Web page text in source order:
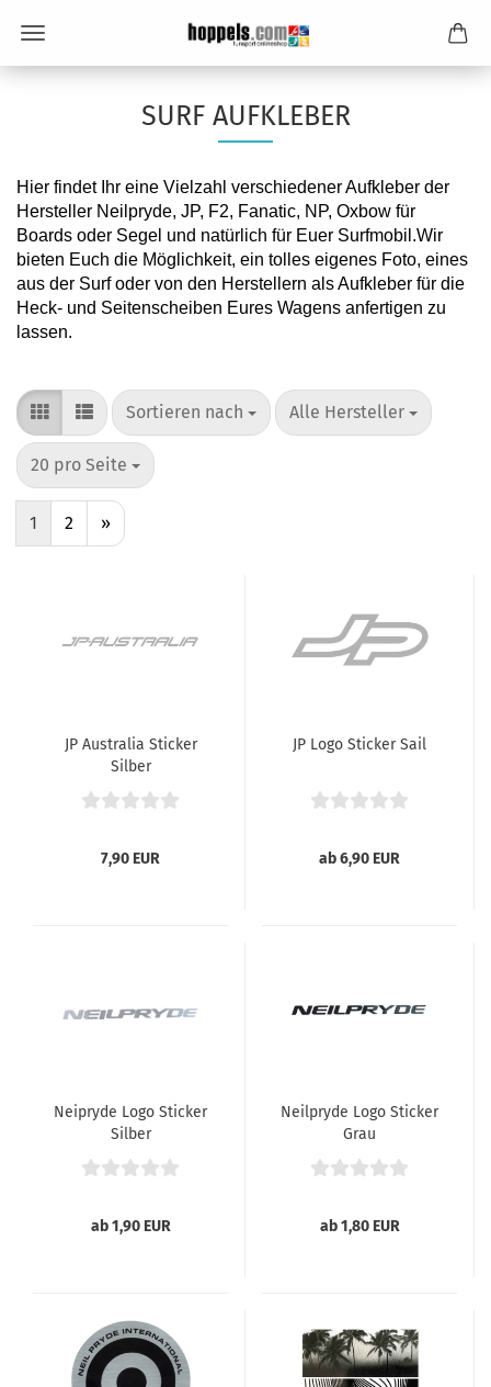
SURF AUFKLEBER
Hier findet Ihr eine Vielzahl verschiedener Aufkleber der
Hersteller Neilpryde, JP, F2, Fanatic, NP, Oxbow für
Boards oder Segel und natürlich für Euer Surfmobil.Wir
bieten Euch die Möglichkeit, ein tolles eigenes Foto, eines
aus der Surf oder von den Herstellern als Aufkleber für die
Heck- und Seitenscheiben Eures Wagens anfertigen zu
lassen.
Sortieren nach
Sortieren nach Alle Hersteller
pro Seite
20 pro Seite
pro Seite
1 2 »
JP Australia Sticker
Silber
7,90 EUR
JP Logo Sticker Sail
ab 6,90 EUR
Neipryde Logo Sticker
Silber
ab 1,90 EUR
Neilpryde Logo Sticker
Grau
ab 1,80 EUR